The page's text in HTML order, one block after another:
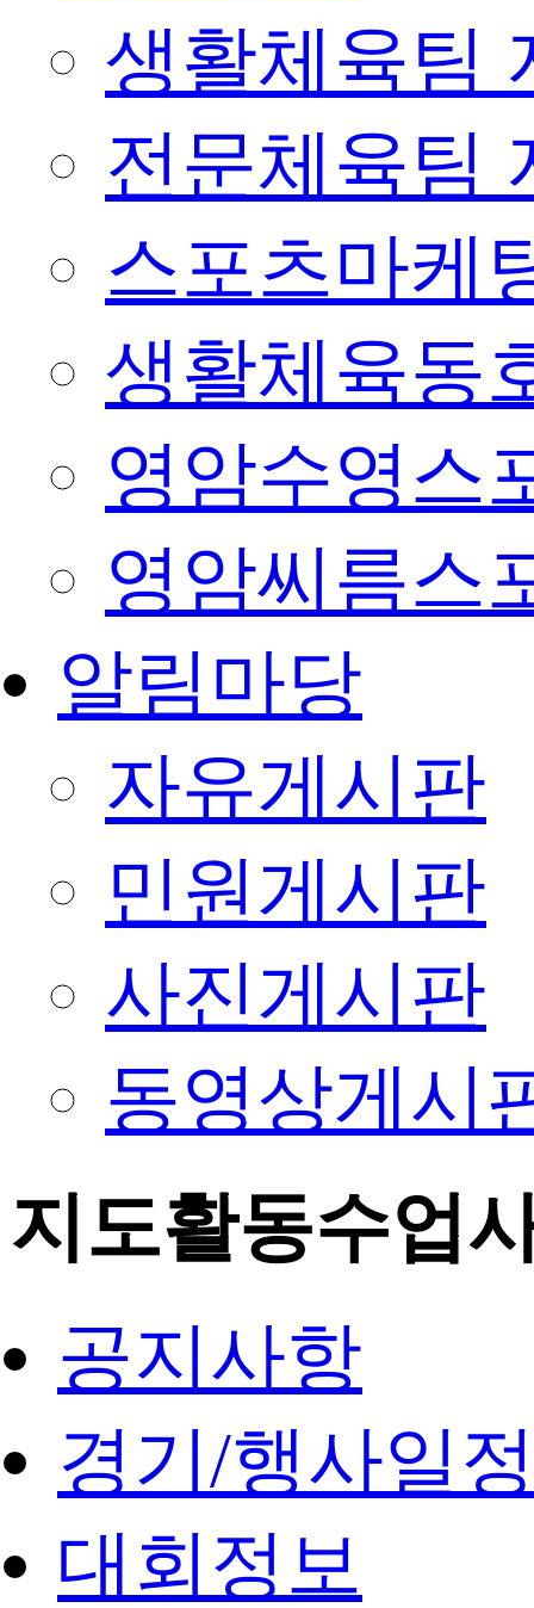
생활체육팀
전문체육팀
스포츠마케
생활체육동
영암수영스
영암씨름스
알림마당
자유게시판
민원게시판
사진게시판
동영상게시
지도활동수업
공지사항
경기/행사일
대회정보